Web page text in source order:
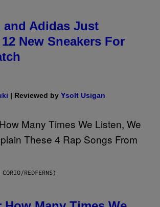
and Adidas Just
New Sneakers For
| Reviewed by Ysolt Usigan
REDFERNS)